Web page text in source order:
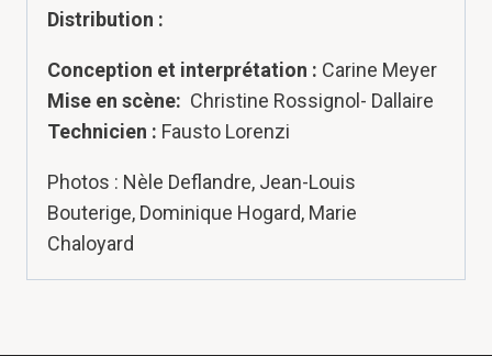
Distribution :
Conception et interprétation : Carine Meyer
Mise en scène: Christine Rossignol- Dallaire
Technicien : Fausto Lorenzi
Photos : Nèle Deflandre, Jean-Louis
Bouterige, Dominique Hogard, Marie
Chaloyard